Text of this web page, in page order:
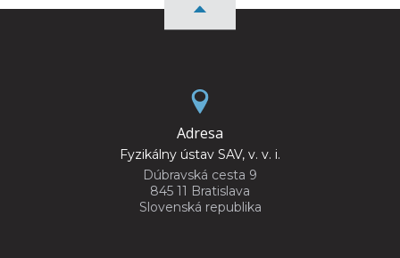
Adresa
Fyzikálny ústav SAV, v. v. i.
Dúbravská cesta 9
845 11 Bratislava
Slovenská republika